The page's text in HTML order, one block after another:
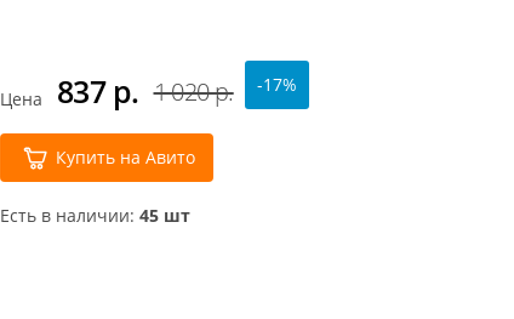
Цена 1 020 р.
837 р. -17%
Купить на Авито
Есть в наличии: 45 шт